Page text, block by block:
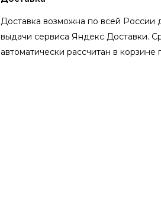
Доставка возможна по всей России
выдачи сервиса Яндекс Доставки.
автоматически рассчитан в